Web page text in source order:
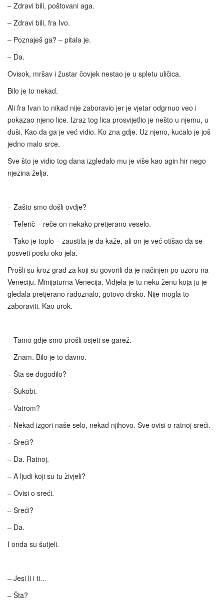
– Zdravi bili, poštovani aga.
– Zdravi bili, fra Ivo.
– Poznaješ ga? – pitala je.
– Da.
Ovisok, mršav i žustar čovjek nestao je u spletu uličica.
Bilo je to nekad.
Ali fra Ivan to nikad nije zaboravio jer je vjetar odgrnuo veo i
pokazao njeno lice. Izraz tog lica prosvijetlio je nešto u njemu, u
duši. Kao da ga je već vidio. Ko zna gdje. Uz njeno, kucalo je još
jedno malo srce.
Sve što je vidio tog dana izgledalo mu je više kao agin hir nego
njezina želja.
– Zašto smo došli ovdje?
– Teferič – reče on nekako pretjerano veselo.
– Tako je toplo – zaustila je da kaže, ali on je već otišao da se
posveti poslu oko jela.
Prošli su kroz grad za koji su govorili da je načinjen po uzoru na
Veneciju. Minijaturna Venecija. Vidjela je tu neku ženu koja ju je
gledala pretjerano radoznalo, gotovo drsko. Nije mogla to
zaboraviti. Kao urok.
– Tamo gdje smo prošli osjeti se garež.
– Znam. Bilo je to davno.
– Šta se dogodilo?
– Sukobi.
– Vatrom?
– Nekad izgori naše selo, nekad njihovo. Sve ovisi o ratnoj sreći.
– Sreći?
– Da. Ratnoj.
– A ljudi koji su tu živjeli?
– Ovisi o sreći.
– Sreći?
– Da.
I onda su šutjeli.
– Jesi li i ti…
– Šta?